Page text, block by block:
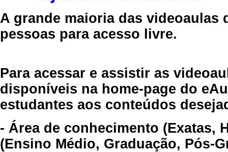
A grande maioria das videoaulas
pessoas para acesso livre.
Para acessar e assistir as
disponíveis na home-page do
estudantes aos conteúdos
- Área de conhecimento (Exatas,
(Ensino Médio, Graduação, Pós-